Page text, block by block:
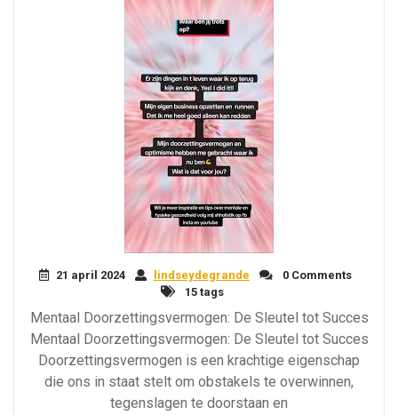
21 april 2024 lindseydegrande
0 Comments
15 tags
Mentaal Doorzettingsvermogen: De Sleutel tot Succes
Mentaal Doorzettingsvermogen: De Sleutel tot Succes
Doorzettingsvermogen is een krachtige eigenschap
die ons in staat stelt om obstakels te overwinnen,
tegenslagen te doorstaan en